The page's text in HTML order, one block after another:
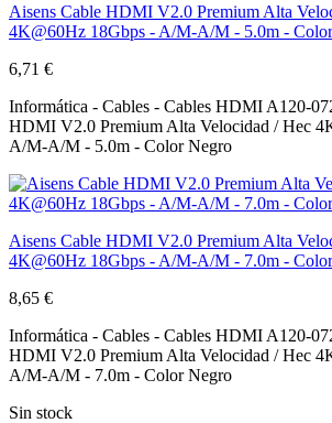
Aisens Cable HDMI V2.0 Premium Alta
4K@60Hz 18Gbps - A/M-A/M - 5.0m -
6,71 €
Informática - Cables - Cables HDMI A120-
HDMI V2.0 Premium Alta Velocidad / Hec
A/M-A/M - 5.0m - Color Negro
Aisens Cable HDMI V2.0 Premium Alta
4K@60Hz 18Gbps - A/M-A/M - 7.0m -
8,65 €
Informática - Cables - Cables HDMI A120-
HDMI V2.0 Premium Alta Velocidad / Hec
A/M-A/M - 7.0m - Color Negro
Sin stock